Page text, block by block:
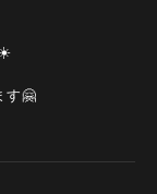
す🤗